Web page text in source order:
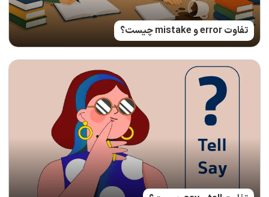
تفاوت error و mistake چیست؟